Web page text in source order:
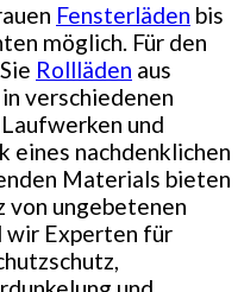
Fensterläden bis
möglich. Für den
Rollläden aus
verschiedenen
und
nachdenklichen
Materials bieten
von ungebetenen
wir Experten für